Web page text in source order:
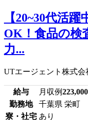
【20~30代活
OK！食品の検
力...
UTエージェント株式会
給与 月収例223,000
勤務地
千葉県 栄町
寮・社宅 あり